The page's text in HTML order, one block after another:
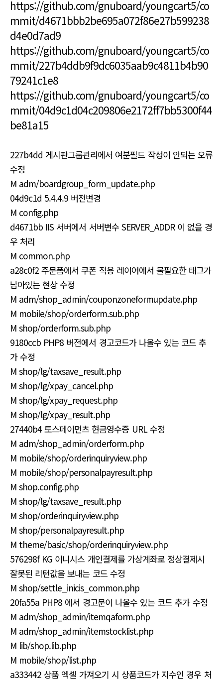
https://github.com/gnuboard/youngcart5/co
mmit/d4671bbb2be695a072f86e27b599238
d4e0d7ad9
https://github.com/gnuboard/youngcart5/co
mmit/227b4ddb9f9dc6035aab9c4811b4b90
79241c1e8
https://github.com/gnuboard/youngcart5/co
mmit/04d9c1d04c209806e2172ff7bb5300f44
be81a15
227b4dd 게시판그룹관리에서 여분필드 작성이 안되는 오류
수정
M adm/boardgroup_form_update.php
04d9c1d 5.4.4.9 버전변경
M config.php
d4671bb IIS 서버에서 서버변수 SERVER_ADDR 이 없을 경
우 처리
M common.php
a28c0f2 주문폼에서 쿠폰 적용 레이어에서 불필요한 태그가
남아있는 현상 수정
M adm/shop_admin/couponzoneformupdate.php
M mobile/shop/orderform.sub.php
M shop/orderform.sub.php
9180ccb PHP8 버전에서 경고코드가 나올수 있는 코드 추
가 수정
M shop/lg/taxsave_result.php
M shop/lg/xpay_cancel.php
M shop/lg/xpay_request.php
M shop/lg/xpay_result.php
27440b4 토스페이먼츠 현금영수증 URL 수정
M adm/shop_admin/orderform.php
M mobile/shop/orderinquiryview.php
M mobile/shop/personalpayresult.php
M shop.config.php
M shop/lg/taxsave_result.php
M shop/orderinquiryview.php
M shop/personalpayresult.php
M theme/basic/shop/orderinquiryview.php
576298f KG 이니시스 개인결제를 가상계좌로 정상결제시
잘못된 리턴값을 보내는 코드 수정
M shop/settle_inicis_common.php
20fa55a PHP8 에서 경고문이 나올수 있는 코드 추가 수정
M adm/shop_admin/itemqaform.php
M adm/shop_admin/itemstocklist.php
M lib/shop.lib.php
M mobile/shop/list.php
a333442 상품 엑셀 가져오기 시 상품코드가 지수인 경우 처